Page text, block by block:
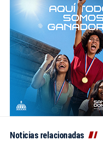
Noticias relacionadas